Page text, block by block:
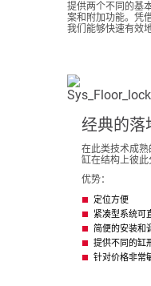
提供两个不同的基
案和附加功能。凭
我们能够快速有效
经典的落
在此类技术成
缸在结构上彼此
优势：
定位方便
紧凑型系统可
简便的安装和
提供不同的缸
针对价格非常